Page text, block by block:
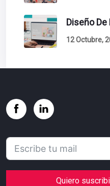
12 Octubre,
Quiero